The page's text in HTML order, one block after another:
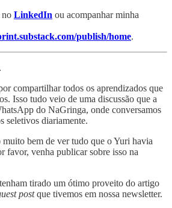
no LinkedIn ou acompanhar minha
publish/home.
compartilhar todos os aprendizados que
Isso tudo veio de uma discussão que a
do NaGringa, onde conversamos
seletivos diariamente.
muito bem de ver tudo que o Yuri havia
favor, venha publicar sobre isso na
tirado um ótimo proveito do artigo
postque tivemos em nossa newsletter.